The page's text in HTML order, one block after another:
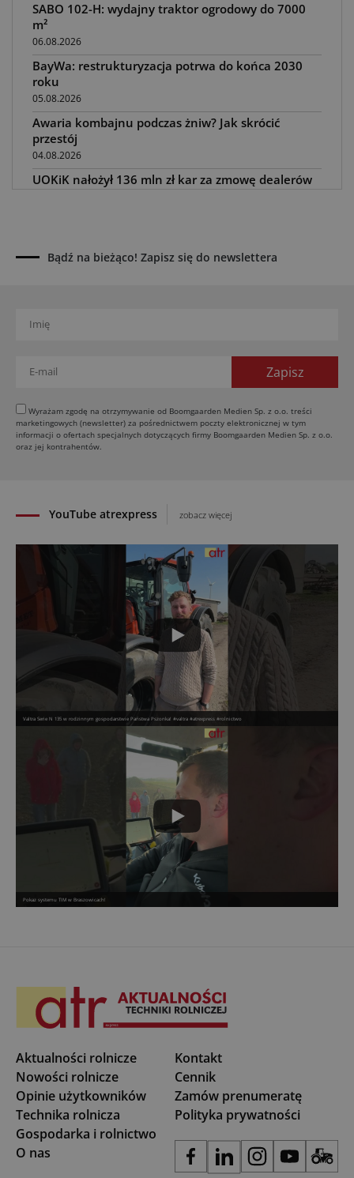
SABO 102-H: wydajny traktor ogrodowy do 7000
m²
06.08.2026
BayWa: restrukturyzacja potrwa do końca 2030
roku
05.08.2026
Awaria kombajnu podczas żniw? Jak skrócić
przestój
04.08.2026
UOKiK nałożył 136 mln zł kar za zmowę dealerów
Kverneland Tersus 4000: trzy nowe kosiarki
bijakowe
02.08.2026
01.08.2026
Elektryczne maszyny terenowe: 3 kluczowe trendy
31.07.2026
Kukurydza w Polsce: aktualny stan plantacji
30.07.2026
YouTube atrexpress zobacz więcej
Valtra Serie N 135 w rodzinnym gospodarstwie Państwa Pszonka! #valtra #atrexpress #rolnictwo
Pokaz systemu TIM w Braszowicach!
Bądź na bieżąco! Zapisz się do newslettera
Wyrażam zgodę na otrzymywanie od Boomgaarden Medien Sp. z o.o. treści
marketingowych (newsletter) za pośrednictwem poczty elektronicznej w tym
informacji o ofertach specjalnych dotyczących firmy Boomgaarden Medien Sp. z o.o.
oraz jej kontrahentów.
Aktualności rolnicze
Nowości rolnicze
Opinie użytkowników
Technika rolnicza
Gospodarka i rolnictwo
O nas
Kontakt
Cennik
Zamów prenumeratę
Polityka prywatności